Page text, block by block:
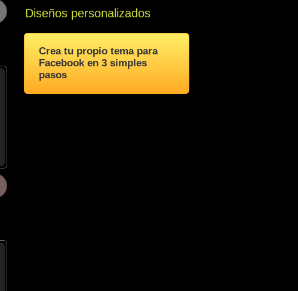
Diseños personalizados
Crea tu propio tema para
Facebook en 3 simples
pasos